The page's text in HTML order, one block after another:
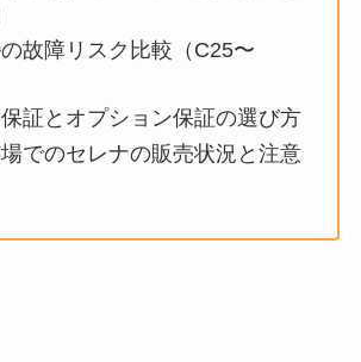
故障リスク比較（C25〜
証とオプション保証の選び方
でのセレナの販売状況と注意